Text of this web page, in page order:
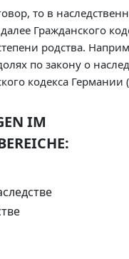
то в
Гражданского
родства.
по закону о
кодекса Германии
IM